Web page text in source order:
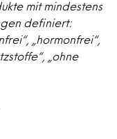
mit mindestens
definiert:
„hormonfrei“,
„ohne